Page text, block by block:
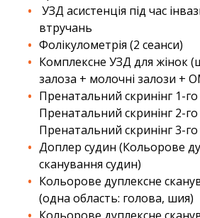
УЗД асистенція під час
втручань
Фолікулометрія (2 сеанси)
Комплексне УЗД для жінок
залоза + молочні залози +
Пренатальний скринінг 1-
Пренатальний скринінг 2-
Пренатальний скринінг 3-
Доплер судин (Кольорове
сканування судин)
Кольорове дуплексне
(одна область: голова, шия)